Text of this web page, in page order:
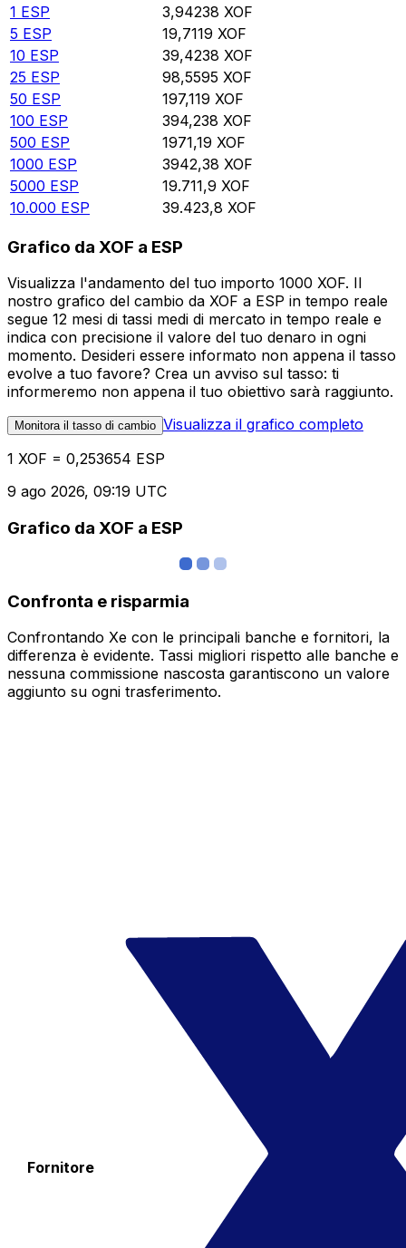
1 ESP 3,94238 XOF
5 ESP 19,7119 XOF
10 ESP 39,4238 XOF
25 ESP 98,5595 XOF
50 ESP 197,119 XOF
100 ESP 394,238 XOF
500 ESP 1971,19 XOF
1000 ESP 3942,38 XOF
5000 ESP 19.711,9 XOF
10.000 ESP 39.423,8 XOF
Grafico da XOF a ESP
Visualizza l'andamento del tuo importo 1000 XOF. Il
nostro grafico del cambio da XOF a ESP in tempo reale
segue 12 mesi di tassi medi di mercato in tempo reale e
indica con precisione il valore del tuo denaro in ogni
momento. Desideri essere informato non appena il tasso
evolve a tuo favore? Crea un avviso sul tasso: ti
informeremo non appena il tuo obiettivo sarà raggiunto.
Monitora il tasso di cambio Visualizza il grafico completo
1 XOF = 0,253654 ESP
9 ago 2026, 09:19 UTC
Grafico da XOF a ESP
Confronta e risparmia
Confrontando Xe con le principali banche e fornitori, la
differenza è evidente. Tassi migliori rispetto alle banche e
nessuna commissione nascosta garantiscono un valore
aggiunto su ogni trasferimento.
Fornitore